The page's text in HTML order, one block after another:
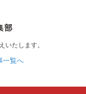
部
いたします。
一覧へ